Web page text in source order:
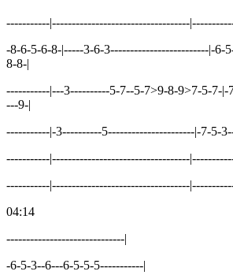
-----------|-----------------------------------
-8-6-5-6-8-|-----3-6-3-------------------------|-6-
8-8-|
-----------|---3----------5-7--5-7>9-8-9>7-5-7-|-
---9-|
-----------|-3----------5----------------------|-7-5-
-----------|-----------------------------------
-----------|-----------------------------------
04:14
------------------------------|
-6-5-3--6---6-5-5-5-----------|